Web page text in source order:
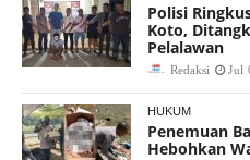
Polisi
Koto,
Pelalawan
Redaksi Jul
HUKUM
Penemuan
Hebohkan